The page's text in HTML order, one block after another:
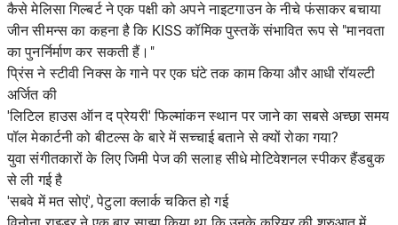
कैसे मेलिसा गिल्बर्ट ने एक पक्षी को अपने नाइटगाउन के नीचे फंसाकर बचाया
जीन सीमन्स का कहना है कि KISS कॉमिक पुस्तकें संभावित रूप से "मानवता
का पुनर्निर्माण कर सकती हैं।"
प्रिंस ने स्टीवी निक्स के गाने पर एक घंटे तक काम किया और आधी रॉयल्टी
अर्जित की
'लिटिल हाउस ऑन द प्रेयरी' फिल्मांकन स्थान पर जाने का सबसे अच्छा समय
पॉल मेकार्टनी को बीटल्स के बारे में सच्चाई बताने से क्यों रोका गया?
युवा संगीतकारों के लिए जिमी पेज की सलाह सीधे मोटिवेशनल स्पीकर हैंडबुक
से ली गई है
'सबवे में मत सोएं', पेटुला क्लार्क चकित हो गई